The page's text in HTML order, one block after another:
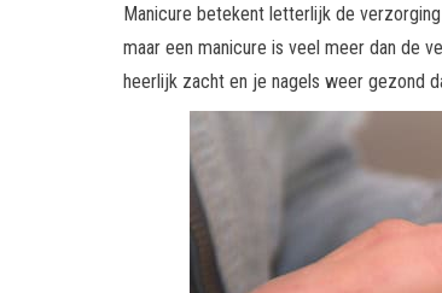
Manicure betekent letterlijk de
maar een manicure is veel meer dan de
heerlijk zacht en je nagels weer gezond